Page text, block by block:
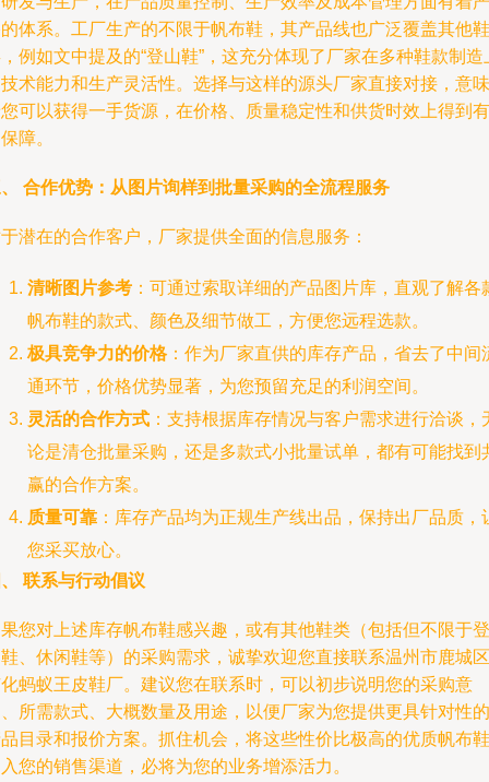
体系。工厂生产的不限于帆布鞋，其产品线也广泛覆盖其他鞋
例如文中提及的“登山鞋”，这充分体现了厂家在多种鞋款制造
术能力和生产灵活性。选择与这样的源头厂家直接对接，意味
可以获得一手货源，在价格、质量稳定性和供货时效上得到有
障。
合作优势：从图片询样到批量采购的全流程服务
潜在的合作客户，厂家提供全面的信息服务：
清晰图片参考 ：可通过索取详细的产品图片库，直观了解各
帆布鞋的款式、颜色及细节做工，方便您远程选款。
极具竞争力的价格：作为厂家直供的库存产品，省去了中间
通环节，价格优势显著，为您预留充足的利润空间。
灵活的合作方式 ：支持根据库存情况与客户需求进行洽谈，
论是清仓批量采购，还是多款式小批量试单，都有可能找到
赢的合作方案。
质量可靠 ：库存产品均为正规生产线出品，保持出厂品质，
您采买放心。
联系与行动倡议
您对上述库存帆布鞋感兴趣，或有其他鞋类（包括但不限于登
、休闲鞋等）的采购需求，诚挚欢迎您直接联系温州市鹿城区
蚂蚁王皮鞋厂。建议您在联系时，可以初步说明您的采购意
所需款式、大概数量及用途，以便厂家为您提供更具针对性的
目录和报价方案。抓住机会，将这些性价比极高的优质帆布鞋
您的销售渠道，必将为您的业务增添活力。